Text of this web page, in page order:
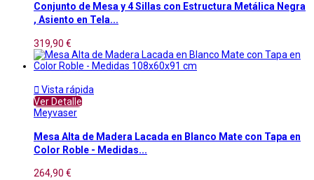
Conjunto de Mesa y 4 Sillas con Estructura Metálica Negra
, Asiento en Tela...
319,90 €
 Vista rápida
Ver Detalle
Meyvaser
Mesa Alta de Madera Lacada en Blanco Mate con Tapa en
Color Roble - Medidas...
264,90 €